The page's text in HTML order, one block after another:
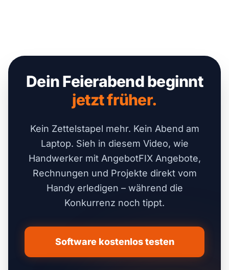
Dein Feierabend beginnt
jetzt früher.
Kein Zettelstapel mehr. Kein Abend am
Laptop. Sieh in diesem Video, wie
Handwerker mit AngebotFIX Angebote,
Rechnungen und Projekte direkt vom
Handy erledigen – während die
Konkurrenz noch tippt.
Software kostenlos testen